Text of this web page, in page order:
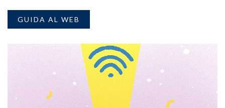
GUIDA AL WEB